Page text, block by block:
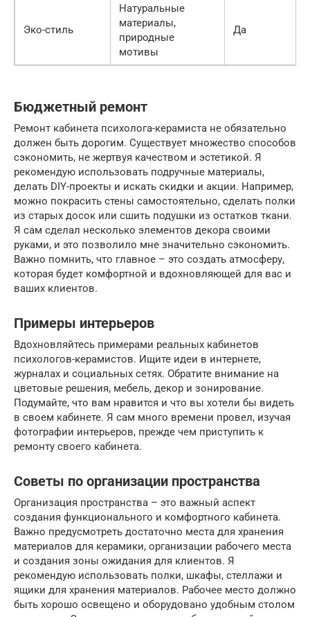
Эко-стиль
Натуральные
материалы,
природные
мотивы
Да
Бюджетный ремонт
Ремонт кабинета психолога-керамиста не обязательно
должен быть дорогим. Существует множество способов
сэкономить, не жертвуя качеством и эстетикой. Я
рекомендую использовать подручные материалы,
делать DIY-проекты и искать скидки и акции. Например,
можно покрасить стены самостоятельно, сделать полки
из старых досок или сшить подушки из остатков ткани.
Я сам сделал несколько элементов декора своими
руками, и это позволило мне значительно сэкономить.
Важно помнить, что главное – это создать атмосферу,
которая будет комфортной и вдохновляющей для вас и
ваших клиентов.
Примеры интерьеров
Вдохновляйтесь примерами реальных кабинетов
психологов-керамистов. Ищите идеи в интернете,
журналах и социальных сетях. Обратите внимание на
цветовые решения, мебель, декор и зонирование.
Подумайте, что вам нравится и что вы хотели бы видеть
в своем кабинете. Я сам много времени провел, изучая
фотографии интерьеров, прежде чем приступить к
ремонту своего кабинета.
Советы по организации пространства
Организация пространства – это важный аспект
создания функционального и комфортного кабинета.
Важно предусмотреть достаточно места для хранения
материалов для керамики, организации рабочего места
и создания зоны ожидания для клиентов. Я
рекомендую использовать полки, шкафы, стеллажи и
ящики для хранения материалов. Рабочее место должно
быть хорошо освещено и оборудовано удобным столом